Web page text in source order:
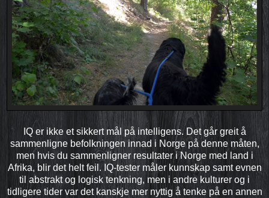
IQ er ikke et sikkert mål på intelligens. Det går greit å
sammenligne befolkningen innad i Norge på denne måten,
men hvis du sammenligner resultater i Norge med land i
Afrika, blir det helt feil. IQ-tester måler kunnskap samt evnen
til abstrakt og logisk tenkning, men i andre kulturer og i
tidligere tider var det kanskje mer nyttig å tenke på en annen